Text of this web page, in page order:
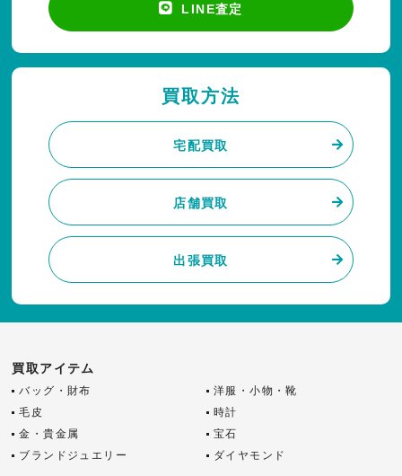
LINE査定
買取方法
宅配買取
店舗買取
出張買取
買取アイテム
バッグ・財布
洋服・小物・靴
毛皮
時計
金・貴金属
宝石
ブランドジュエリー
ダイヤモンド